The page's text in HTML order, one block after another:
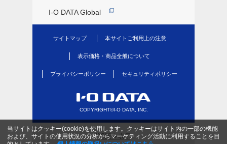
I-O DATA Global
サイトマップ 本サイトご利用上の注意
表示価格・商品全般について
プライバシーポリシー セキュリティポリシー
COPYRIGHT©I-O DATA, INC.
当サイトはクッキー(cookie)を使用します。クッキーはサイト内の一部の機能
および、サイトの使用状況の分析からマーケティング活動に利用することを目
PC版を表示